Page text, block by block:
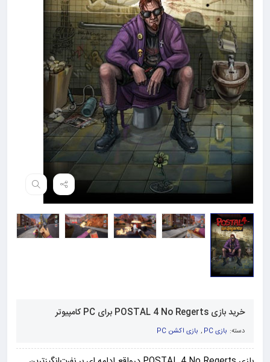
خرید بازی POSTAL 4 No Regerts برای PC کامپیوتر
دسته: بازی PC , بازی اکشن PC